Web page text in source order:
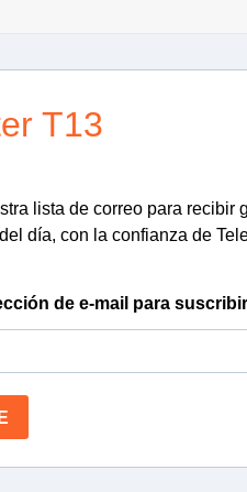
T13
lista de correo para recibir
día, con la confianza de
de e-mail para